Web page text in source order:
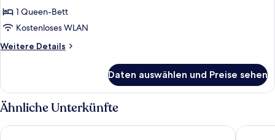
1
Queen-
Bett,
anzeigen
1 Queen-Bett
Kostenloses WLAN
Weitere Details
Weitere
Einzelzimmer,
1
Queen-
Bett,
Nichtraucher,
Daten auswählen und Preise sehen
Ähnliche Unterkünfte
Northwest Inn